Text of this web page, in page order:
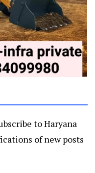
to Haryana
of new posts